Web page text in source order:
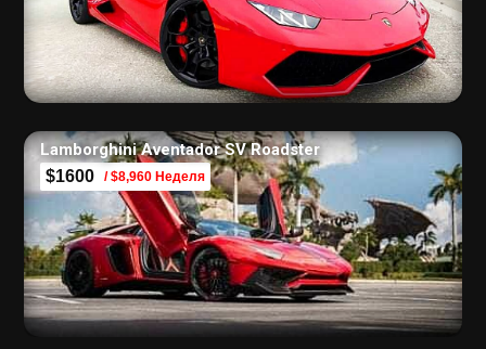
Lamborghini Aventador SV Roadster
$1600 / $8,960 Неделя